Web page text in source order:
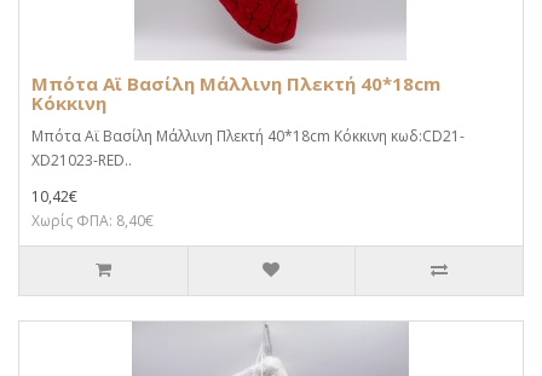
Μπότα Αϊ Βασίλη Μάλλινη Πλεκτή 40*18cm
Κόκκινη
Μπότα Αϊ Βασίλη Μάλλινη Πλεκτή 40*18cm Κόκκινη κωδ:CD21-
XD21023-RED..
10,42€
Χωρίς ΦΠΑ: 8,40€